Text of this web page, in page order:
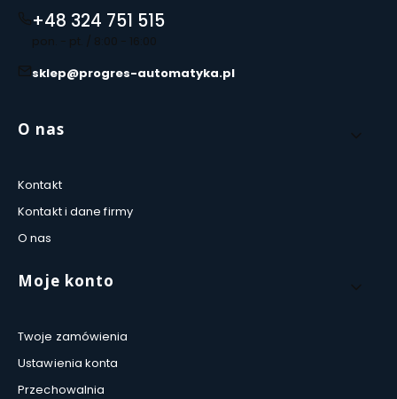
+48 324 751 515
pon. - pt. / 8:00 - 16:00
sklep@progres-automatyka.pl
Linki w stopce
O nas
Kontakt
Kontakt i dane firmy
O nas
Moje konto
Twoje zamówienia
Ustawienia konta
Przechowalnia